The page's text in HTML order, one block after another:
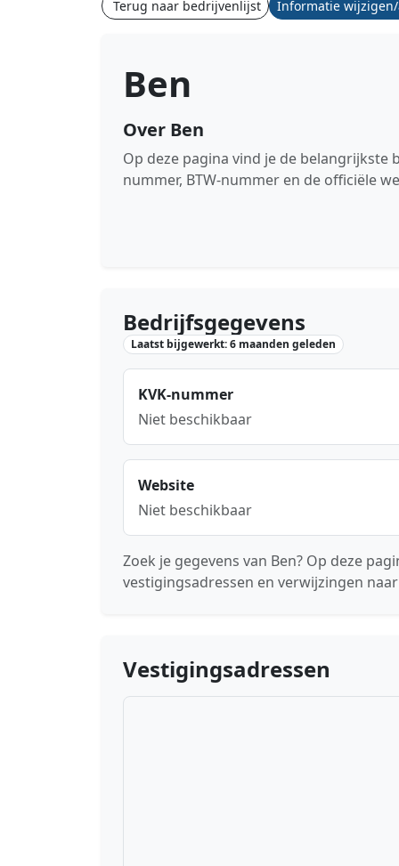
Terug naar bedrijvenlijst Informatie
Ben
Over Ben
Op deze pagina vind je de belangrijkste
nummer, BTW-nummer en de officiële
Bedrijfsgegevens
Laatst bijgewerkt: 6 maanden geleden
KVK-nummer
Niet beschikbaar
Website
Niet beschikbaar
Zoek je gegevens van Ben? Op deze
vestigingsadressen en verwijzingen
Vestigingsadressen